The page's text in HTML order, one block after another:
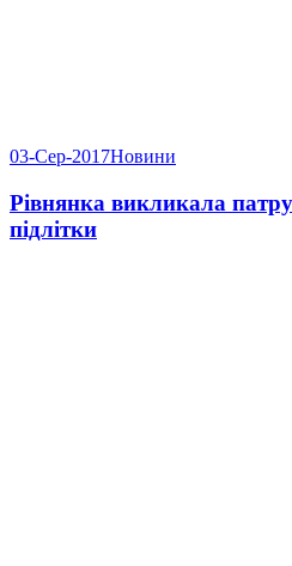
03-Сер-2017Новини
Рівнянка викликала
підлітки